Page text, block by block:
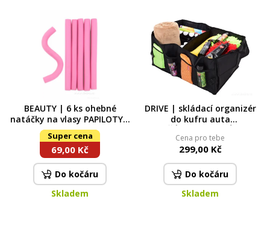
BEAUTY | 6 ks ohebné
natáčky na vlasy PAPILOTY |
průměr 20 mm | růžové
Super cena
69,00 Kč
Do kočáru
Skladem
DRIVE | skládací organizér
do kufru auta
přihrádky & kapsy | 60 × 40
× 26 cm
Cena pro tebe
299,00 Kč
Do kočáru
Skladem